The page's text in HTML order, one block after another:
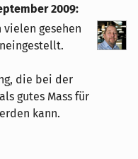
2009:
vielen gesehen
die bei der
gutes Mass für
kann.